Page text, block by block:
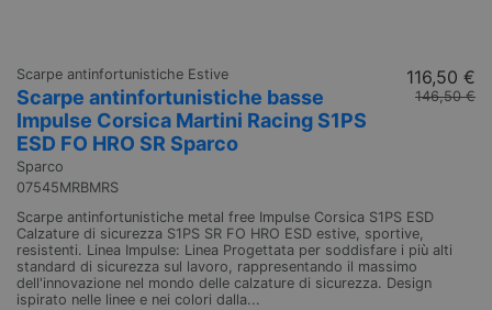
Scarpe antinfortunistiche Estive
Scarpe antinfortunistiche basse
Impulse Corsica Martini Racing S1PS
ESD FO HRO SR Sparco
Sparco
07545MRBMRS
116,50 €
146,50 €
Scarpe antinfortunistiche metal free Impulse Corsica S1PS ESD
Calzature di sicurezza S1PS SR FO HRO ESD estive, sportive,
resistenti. Linea Impulse: Linea Progettata per soddisfare i più alti
standard di sicurezza sul lavoro, rappresentando il massimo
dell'innovazione nel mondo delle calzature di sicurezza. Design
ispirato nelle linee e nei colori dalla...